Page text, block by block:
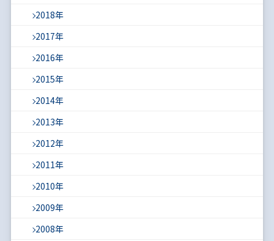
2018年
2017年
2016年
2015年
2014年
2013年
2012年
2011年
2010年
2009年
2008年